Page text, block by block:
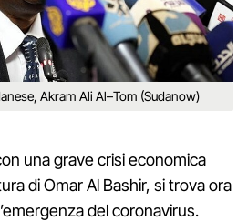
Akram Ali Al–Tom (Sudanow)
una grave crisi economica
di Omar Al Bashir, si trova ora
del coronavirus.